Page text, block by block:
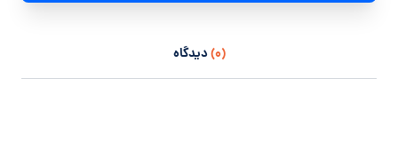
(۰) دیدگاه